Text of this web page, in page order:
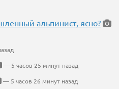
альпинист, ясно?
— 5 часов 25 минут назад
— 5 часов 26 минут назад